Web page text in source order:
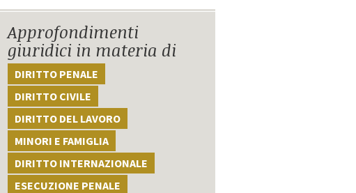
Approfondimenti
giuridici in materia di
DIRITTO PENALE
DIRITTO CIVILE
DIRITTO DEL LAVORO
MINORI E FAMIGLIA
DIRITTO INTERNAZIONALE
ESECUZIONE PENALE